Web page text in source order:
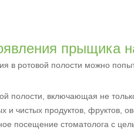
прыщика
в ротовой полости можно
полости, включающая не
и чистых продуктов, фруктов,
посещение стоматолога с